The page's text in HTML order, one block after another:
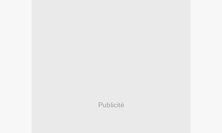
Publicité